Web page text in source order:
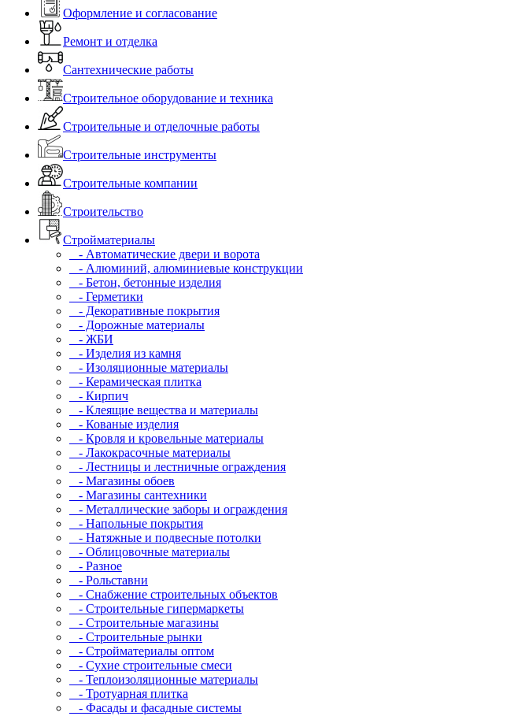
Оформление и согласование
Ремонт и отделка
Сантехнические работы
Строительное оборудование и техника
Строительные и отделочные работы
Строительные инструменты
Строительные компании
Строительство
Стройматериалы
- Автоматические двери и ворота
- Алюминий, алюминиевые конструкции
- Бетон, бетонные изделия
- Герметики
- Декоративные покрытия
- Дорожные материалы
- ЖБИ
- Изделия из камня
- Изоляционные материалы
- Керамическая плитка
- Кирпич
- Клеящие вещества и материалы
- Кованые изделия
- Кровля и кровельные материалы
- Лакокрасочные материалы
- Лестницы и лестничные ограждения
- Магазины обоев
- Магазины сантехники
- Металлические заборы и ограждения
- Напольные покрытия
- Натяжные и подвесные потолки
- Облицовочные материалы
- Разное
- Рольставни
- Снабжение строительных объектов
- Строительные гипермаркеты
- Строительные магазины
- Строительные рынки
- Стройматериалы оптом
- Сухие строительные смеси
- Теплоизоляционные материалы
- Тротуарная плитка
- Фасады и фасадные системы